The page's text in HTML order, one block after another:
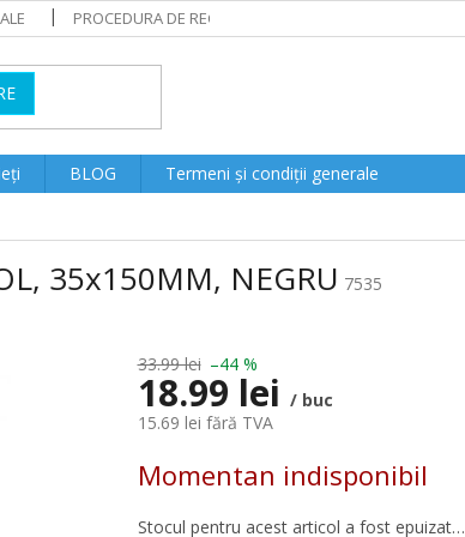
PROCEDURA DE RECLAMAȚII
BLOG
Termeni și condiții generale
35x150MM, NEGRU 7535
33.99 lei –44 %
18.99 lei / buc
15.69 lei fără TVA
preţ:
Momentan indisponibil
Stocul pentru acest articol a fost epuizat…